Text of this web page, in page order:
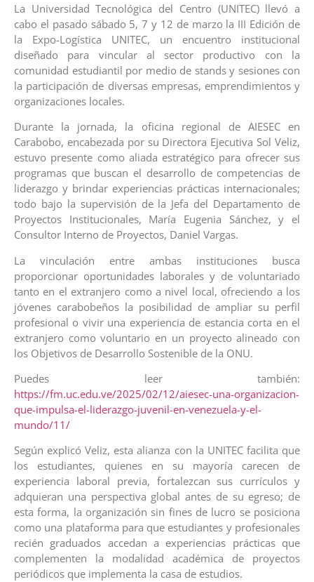
La Universidad Tecnológica del Centro (UNITEC) llevó a
cabo el pasado sábado 5, 7 y 12 de marzo la III Edición de
la Expo-Logística UNITEC, un encuentro institucional
diseñado para vincular al sector productivo con la
comunidad estudiantil por medio de stands y sesiones con
la participación de diversas empresas, emprendimientos y
organizaciones locales.
Durante la jornada, la oficina regional de AIESEC en
Carabobo, encabezada por su Directora Ejecutiva Sol Veliz,
estuvo presente como aliada estratégico para ofrecer sus
programas que buscan el desarrollo de competencias de
liderazgo y brindar experiencias prácticas internacionales;
todo bajo la supervisión de la Jefa del Departamento de
Proyectos Institucionales, María Eugenia Sánchez, y el
Consultor Interno de Proyectos, Daniel Vargas.
La vinculación entre ambas instituciones busca
proporcionar oportunidades laborales y de voluntariado
tanto en el extranjero como a nivel local, ofreciendo a los
jóvenes carabobeños la posibilidad de ampliar su perfil
profesional o vivir una experiencia de estancia corta en el
extranjero como voluntario en un proyecto alineado con
los Objetivos de Desarrollo Sostenible de la ONU.
Puedes leer también:
https://fm.uc.edu.ve/2025/02/12/aiesec-una-organizacion-
que-impulsa-el-liderazgo-juvenil-en-venezuela-y-el-
mundo/11/
Según explicó Veliz, esta alianza con la UNITEC facilita que
los estudiantes, quienes en su mayoría carecen de
experiencia laboral previa, fortalezcan sus currículos y
adquieran una perspectiva global antes de su egreso; de
esta forma, la organización sin fines de lucro se posiciona
como una plataforma para que estudiantes y profesionales
recién graduados accedan a experiencias prácticas que
complementen la modalidad académica de proyectos
periódicos que implementa la casa de estudios.